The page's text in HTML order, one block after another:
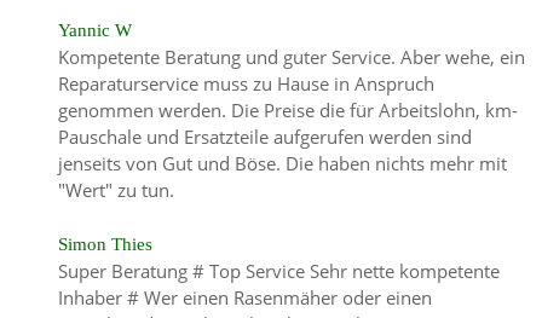
Yannic W
Kompetente Beratung und guter Service. Aber wehe, ein
Reparaturservice muss zu Hause in Anspruch
genommen werden. Die Preise die für Arbeitslohn, km-
Pauschale und Ersatzteile aufgerufen werden sind
jenseits von Gut und Böse. Die haben nichts mehr mit
"Wert" zu tun.
Simon Thies
Super Beratung # Top Service Sehr nette kompetente
Inhaber # Wer einen Rasenmäher oder einen